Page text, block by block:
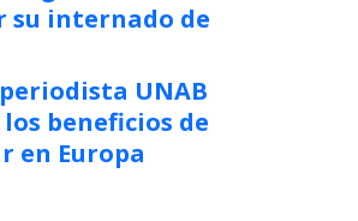
su internado de
UNAB
beneficios de
en Europa